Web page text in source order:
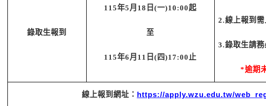
錄取生報到
115年5 月 18 日(一)10:00起
至
115年6 月 11 日( 四)17:00 止
2.線上報到需
3.錄取生請
*逾期
線上報到 網址： https://apply.wzu.edu.tw/